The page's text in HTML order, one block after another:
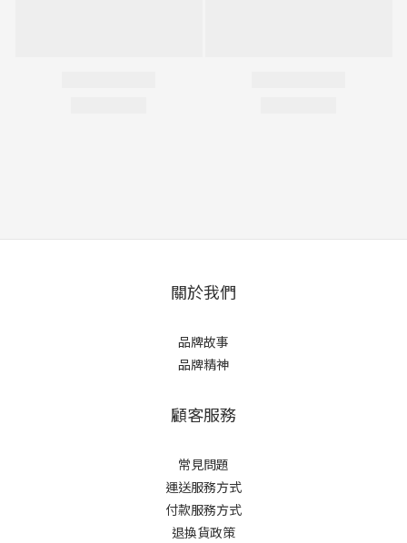
關於我們
品牌故事
品牌精神
顧客服務
常見問題
運送服務方式
付款服務方式
退換貨政策